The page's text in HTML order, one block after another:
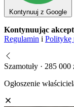
Kontynuuj z Google
Kontynuując
Regulamin i Politykę
Szamotuły · 285 000
Ogłoszenie